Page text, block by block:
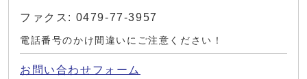
ファクス: 0479-77-3957
電話番号のかけ間違いにご注意ください！
お問い合わせフォーム